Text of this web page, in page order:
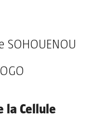
SOHOUENOU
la Cellule